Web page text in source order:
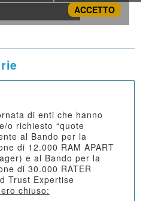
di enti che hanno
o richiesto “quote
al Bando per la
di 12.000 RAM APART
e al Bando per la
di 30.000 RATER
Trust Expertise
chiuso:
ACCETTO